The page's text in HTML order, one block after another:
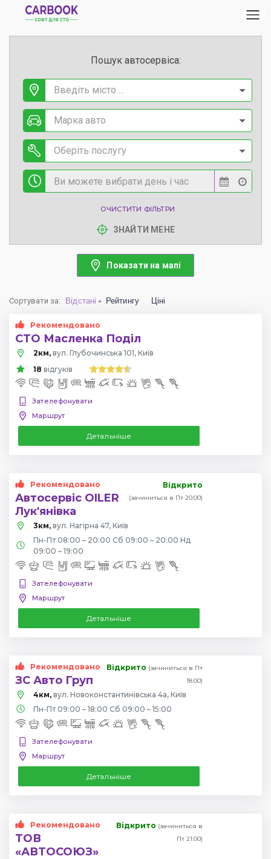
Пошук автосервіса:
Введіть місто ...
Марка авто
Оберіть послугу
ОЧИСТИТИ ФІЛЬТРИ
ЗНАЙТИ МЕНЕ
Показати на мапі
Сортувати за: Відстані Рейтингу Ціні
Рекомендовано
СТО Масленка Поділ
2км, вул. Глубочинська 101, Київ
18 відгуків
Зателефонувати
Маршрут
Детальніше
Рекомендовано
Автосервіс OILER
Лук'янівка
Відкрито
(зачиниться в Пт 20:00)
3км, вул. Нагірна 47, Київ
Пн-Пт 08:00 – 20:00 Сб 09:00 – 20:00 Нд
09:00 – 19:00
Зателефонувати
Маршрут
Детальніше
Рекомендовано
ЗС Авто Груп
Відкрито (зачиниться в Пт
18:00)
4км, вул. Новоконстантинівська 4а, Київ
Пн-Пт 09:00 – 18:00 Сб 09:00 – 15:00
Зателефонувати
Маршрут
Детальніше
Рекомендовано
ТОВ
«АВТОСОЮЗ»
Відкрито (зачиниться в
Пт 21:00)